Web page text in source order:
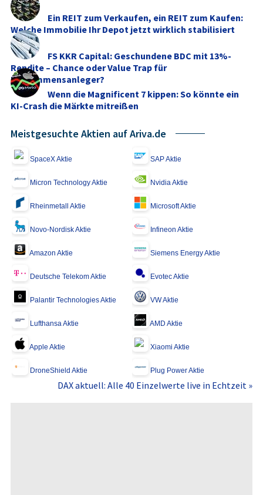
Ein REIT zum Verkaufen, ein REIT zum Kaufen:
Welche Immobilie Ihr Depot jetzt wirklich stabilisiert
FS KKR Capital: Geschundene BDC mit 13%-
Rendite – Chance oder Value Trap für
Einkommensanleger?
Wenn die Magnificent 7 kippen: So könnte ein
KI-Crash die Märkte mitreißen
Meistgesuchte Aktien auf Ariva.de
SpaceX Aktie SAP Aktie
Micron Technology Aktie Nvidia Aktie
Rheinmetall Aktie Microsoft Aktie
Novo-Nordisk Aktie Infineon Aktie
Amazon Aktie Siemens Energy Aktie
Deutsche Telekom Aktie Evotec Aktie
Palantir Technologies Aktie VW Aktie
Lufthansa Aktie AMD Aktie
Apple Aktie Xiaomi Aktie
DroneShield Aktie Plug Power Aktie
DAX aktuell: Alle 40 Einzelwerte live in Echtzeit »